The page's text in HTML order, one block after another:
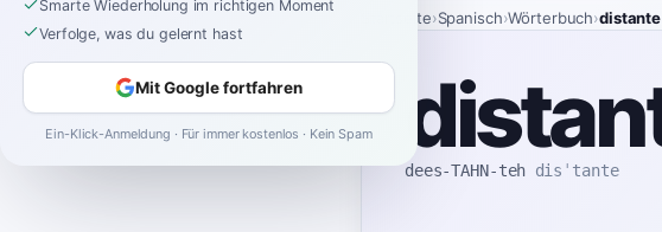
Startseite›Spanisch›Wörterbuch›distante
dees-TAHN-teh disˈtante
Smarte Wiederholung im richtigen Moment
Verfolge, was du gelernt hast
Mit Google fortfahren
Ein-Klick-Anmeldung · Für immer kostenlos · Kein Spam